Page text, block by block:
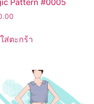
ส่ตะกร้า